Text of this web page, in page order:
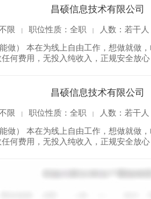
昌硕信息技术有限公司
限 | 职位性质：全职 | 人数：若干人
做） 本在为线上自由工作，想做就做
何费用，无投入纯收入，正规安全放心
昌硕信息技术有限公司
限 | 职位性质：全职 | 人数：若干人
做） 本在为线上自由工作，想做就做
何费用，无投入纯收入，正规安全放心